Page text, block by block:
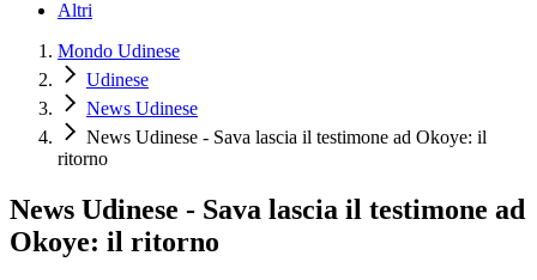
Altri
Mondo Udinese
Udinese
News Udinese
News Udinese - Sava lascia il testimone ad Okoye: il
ritorno
News Udinese - Sava lascia il testimone ad
Okoye: il ritorno